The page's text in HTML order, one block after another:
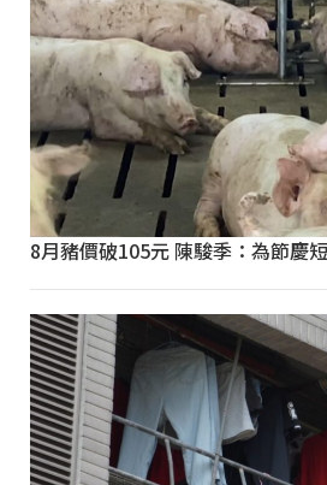
8月豬價破105元 陳駿季：為節慶